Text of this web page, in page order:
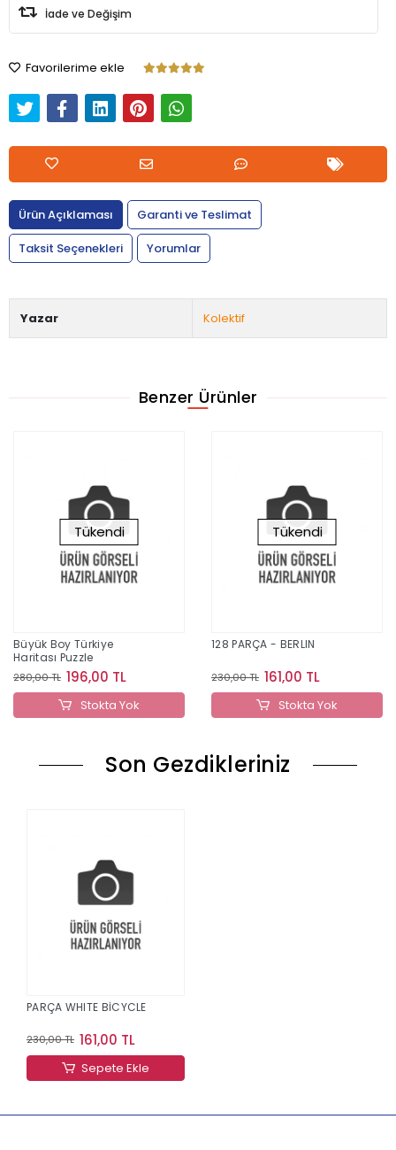
İade ve Değişim
Favorilerime ekle
Ürün Açıklaması
Garanti ve Teslimat
Taksit Seçenekleri
Yorumlar
Yazar Kolektif
Benzer Ürünler
Tükendi
Büyük Boy Türkiye
Haritası Puzzle
280,00 TL 196,00 TL
Stokta Yok
Tükendi
128 PARÇA - BERLIN
230,00 TL 161,00 TL
Stokta Yok
Son Gezdikleriniz
PARÇA WHITE BİCYCLE
230,00 TL 161,00 TL
Sepete Ekle